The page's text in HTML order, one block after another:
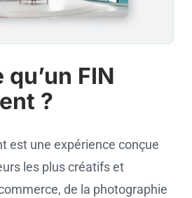
qu’un FIN
?
est une expérience conçue
les plus créatifs et
de la photographie